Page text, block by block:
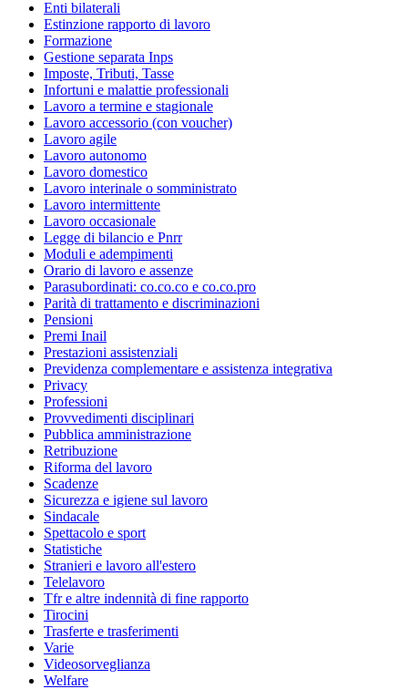
Enti bilaterali
Estinzione rapporto di lavoro
Formazione
Gestione separata Inps
Imposte, Tributi, Tasse
Infortuni e malattie professionali
Lavoro a termine e stagionale
Lavoro accessorio (con voucher)
Lavoro agile
Lavoro autonomo
Lavoro domestico
Lavoro interinale o somministrato
Lavoro intermittente
Lavoro occasionale
Legge di bilancio e Pnrr
Moduli e adempimenti
Orario di lavoro e assenze
Parasubordinati: co.co.co e co.co.pro
Parità di trattamento e discriminazioni
Pensioni
Premi Inail
Prestazioni assistenziali
Previdenza complementare e assistenza integrativa
Privacy
Professioni
Provvedimenti disciplinari
Pubblica amministrazione
Retribuzione
Riforma del lavoro
Scadenze
Sicurezza e igiene sul lavoro
Sindacale
Spettacolo e sport
Statistiche
Stranieri e lavoro all'estero
Telelavoro
Tfr e altre indennità di fine rapporto
Tirocini
Trasferte e trasferimenti
Varie
Videosorveglianza
Welfare